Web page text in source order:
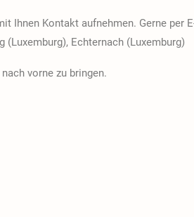
Ihnen Kontakt aufnehmen. Gerne per
Echternach (Luxemburg)
vorne zu bringen.